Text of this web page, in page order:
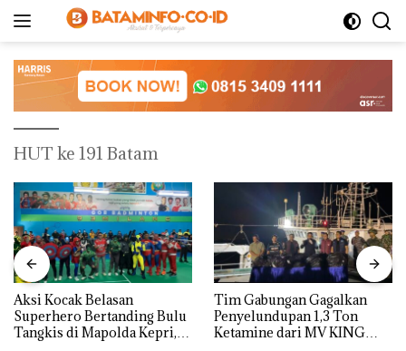
HUT ke 191 Batam
Aksi Kocak Belasan
Superhero Bertanding Bulu
Tangkis di Mapolda Kepri,
Tim Gabungan Gagalkan
Penyelundupan 1,3 Ton
Ketamine dari MV KING